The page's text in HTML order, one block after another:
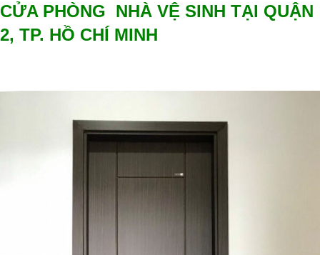
CỬA PHÒNG NHÀ VỆ SINH TẠI QUẬN
2, TP. HỒ CHÍ MINH